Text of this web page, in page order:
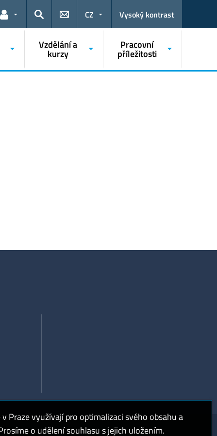
Odkazy pro uživatele
Hledat
CZ Vysoký kontrast
Vzdělání a
kurzy
Pracovní
příležitosti
Praze využívají pro optimalizaci svého obsahu a
o udělení souhlasu s jejich uložením.